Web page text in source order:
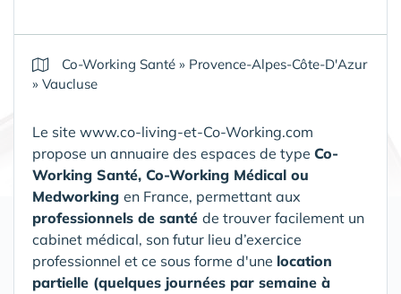
Co-Working Santé » Provence-Alpes-Côte-D'Azur
» Vaucluse
Le site www.co-living-et-Co-Working.com
propose un annuaire des espaces de type Co-
Working Santé, Co-Working Médical ou
Medworking en France, permettant aux
professionnels de santé de trouver facilement un
cabinet médical, son futur lieu d’exercice
professionnel et ce sous forme d'une location
partielle (quelques journées par semaine à